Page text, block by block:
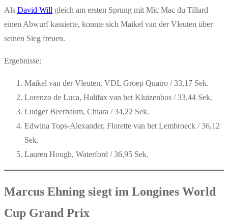
Als David Will gleich am ersten Sprung mit Mic Mac du Tillard
einen Abwurf kassierte, konnte sich Maikel van der Vleuten über
seinen Sieg freuen.
Ergebnisse:
Maikel van der Vleuten, VDL Groep Quatro / 33,17 Sek.
Lorenzo de Luca, Halifax van het Kluizenbos / 33,44 Sek.
Ludger Beerbaum, Chiara / 34,22 Sek.
Edwina Tops-Alexander, Florette van het Lembroeck / 36,12
Sek.
Lauren Hough, Waterford / 36,95 Sek.
Marcus Ehning siegt im Longines World
Cup Grand Prix